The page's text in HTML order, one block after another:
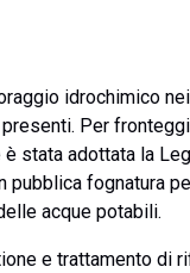
idrochimico
Per
stata adottata la
fognatura
acque potabili.
e trattamento di